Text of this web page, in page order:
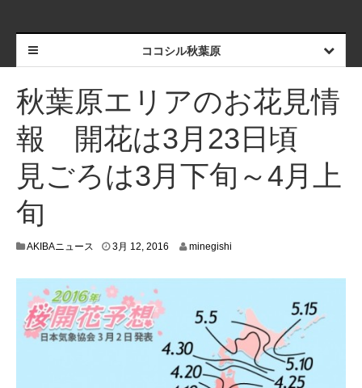
ココシル秋葉原
秋葉原エリアのお花見情
報 開花は3月23日頃
見ごろは3月下旬～4月上
旬
AKIBAニュース 3月 12, 2016
6
minegishi